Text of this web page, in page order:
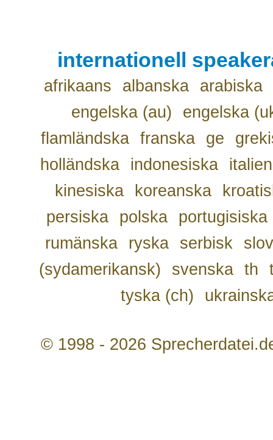
internationell
afrikaans albanska
arabiska
engelska (au)
engelska
flamländska franska ge
holländska
indonesiska
kinesiska
koreanska
persiska
polska
portugisiska
rumänska
ryska serbisk
(sydamerikansk)
svenska th
tyska (ch)
© 1998 - 2026